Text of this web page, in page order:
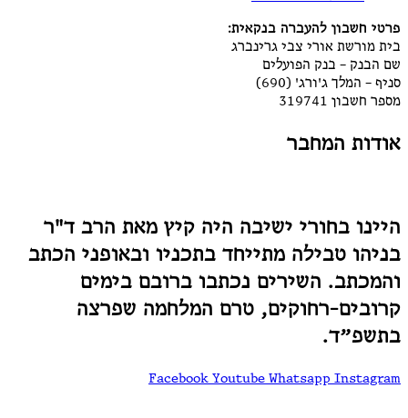
פרטי חשבון להעברה בנקאית:
בית מורשת אורי צבי גרינברג
שם הבנק – בנק הפועלים
סניף – המלך ג'ורג' (690)
מספר חשבון 319741
אודות המחבר
היינו בחורי ישיבה היה קיץ מאת הרב ד"ר
בניהו טבילה מתייחד בתכניו ובאופני הכתב
והמכתב. השירים נכתבו ברובם בימים
קרובים-רחוקים, טרם המלחמה שפרצה
בתשפ״ד.
Facebook Youtube Whatsapp Instagram